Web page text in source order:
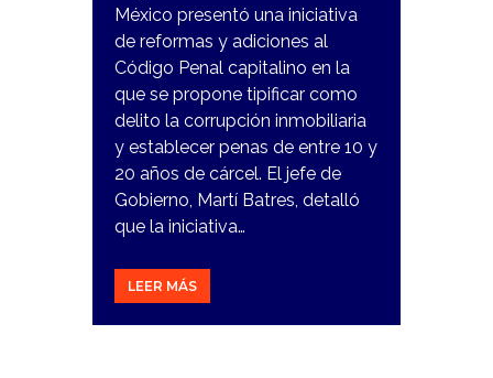
México presentó una iniciativa
de reformas y adiciones al
Código Penal capitalino en la
que se propone tipificar como
delito la corrupción inmobiliaria
y establecer penas de entre 10 y
20 años de cárcel. El jefe de
Gobierno, Martí Batres, detalló
que la iniciativa…
LEER MÁS